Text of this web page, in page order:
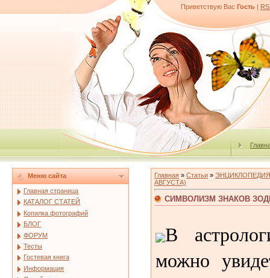
Приветствую Вас Гость |
Меню сайта
Главная страница
КАТАЛОГ СТАТЕЙ
Копилка фотографий
БЛОГ
ФОРУМ
Тесты
Гостевая книга
Информация
Главная » Статьи »
АВГУСТА)
СИМВОЛИЗМ ЗНАКОВ
В
можно